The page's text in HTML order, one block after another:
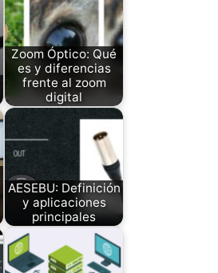
Zoom Óptico: Qué
es y diferencias
frente al zoom
digital
AESEBU: Definición
y aplicaciones
principales